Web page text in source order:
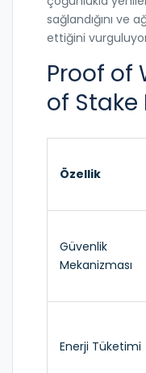
sağlandığını ve
ettiğini
Proof of
of Stake
Özellik
Güvenlik
Mekanizması
Enerji Tüketimi